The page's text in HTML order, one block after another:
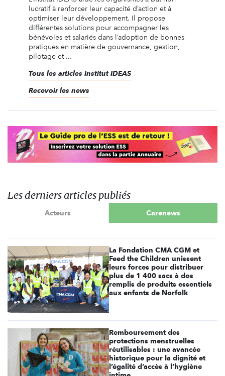
lucratif à renforcer leur capacité d’action et à
optimiser leur développement. Il propose
différentes solutions pour accompagner les
bénévoles et salariés dans l’adoption de bonnes
pratiques en matière de gouvernance, gestion,
pilotage et ...
Tous les articles Institut IDEAS
Recevoir les news
Les derniers articles publiés
Acteurs Carenews
La Fondation CMA CGM et
Feed the Children unissent
leurs forces pour distribuer
plus de 1 400 sacs à dos
remplis de produits essentiels
aux enfants de Norfolk
Remboursement des
protections menstruelles
réutilisables : une avancée
historique pour la dignité et
l’égalité d’accès à l’hygiène